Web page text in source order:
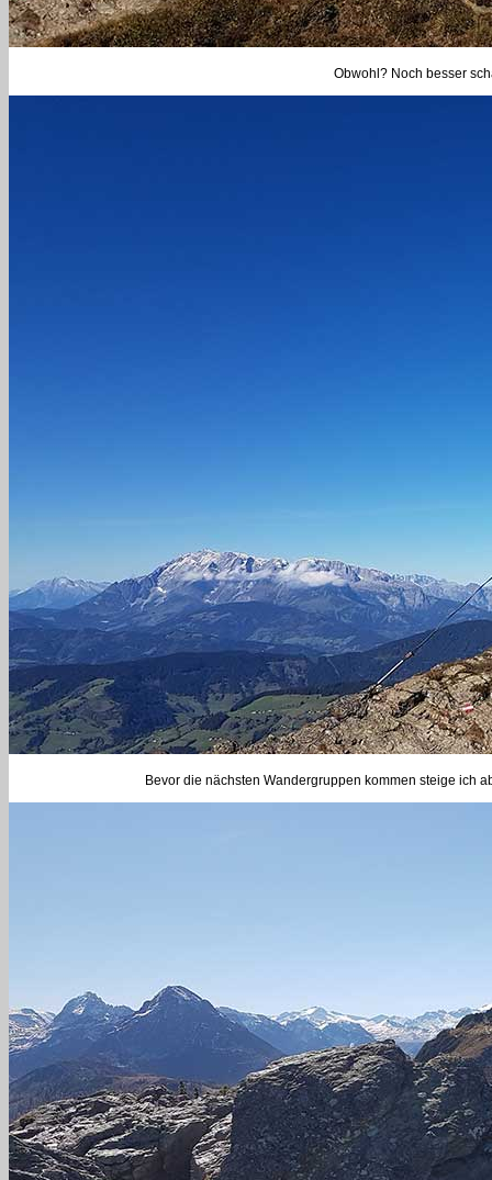
Obwohl? Noch besser
Bevor die nächsten Wandergruppen kommen steige ich